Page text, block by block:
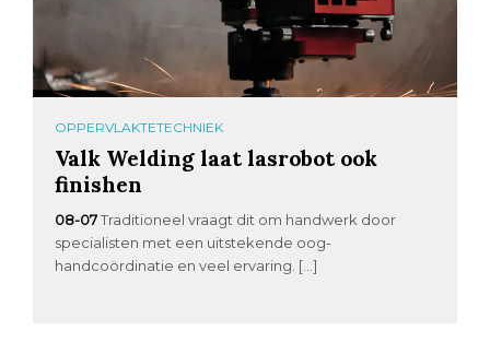
OPPERVLAKTETECHNIEK
Valk Welding laat lasrobot ook
finishen
08-07 Traditioneel vraagt dit om handwerk door
specialisten met een uitstekende oog-
handcoördinatie en veel ervaring. […]